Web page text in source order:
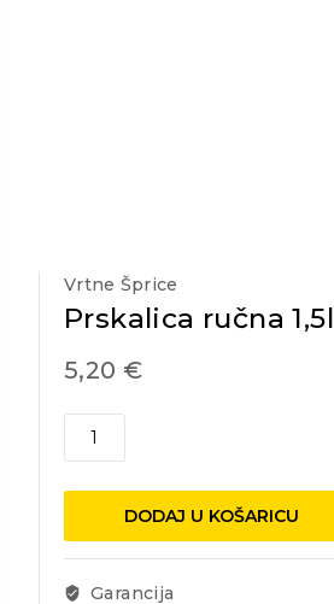
Vrtne Šprice
Prskalica ručna 1,5l
5,20 €
Prskalica
količinaDODAJ U KOŠARICU
Garancija